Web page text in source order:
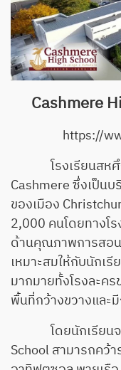
Cashmere
https://
โรงเรียนสหศึก
Cashmere ซึ่งเป็น
ของเมือง
2,000 คนโดยทางโ
ด้านคุณภาพการสอน
เหมาะสมให้กับนักเ
มากมายทั้งโรงละค
พื้นที่กว้างขวางและ
โดยนักเรียนจา
School สามารถคว้